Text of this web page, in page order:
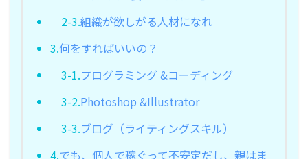
2-3.組織が欲しがる人材になれ
3.何をすればいいの？
3-1.プログラミング &コーディング
3-2.Photoshop &Illustrator
3-3.ブログ（ライティングスキル）
4.でも、個人で稼ぐって不安定だし、親はま